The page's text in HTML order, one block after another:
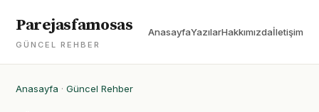
Parejasfamosas
GÜNCEL REHBER
AnasayfaYazılarHakkımızdaİletişim
Anasayfa · Güncel Rehber